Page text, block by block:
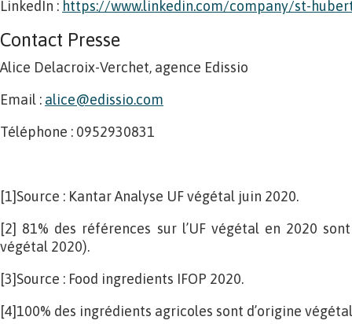
LinkedIn : https://www.linkedin.com/company/st-
Contact Presse
Alice Delacroix-Verchet, agence Edissio
Email : alice@edissio.com
Téléphone : 0952930831
[1]Source : Kantar Analyse UF végétal juin 2020.
[2] 81% des références sur l’UF végétal en 2020
végétal 2020).
[3]Source : Food ingredients IFOP 2020.
[4]100% des ingrédients agricoles sont d’origine